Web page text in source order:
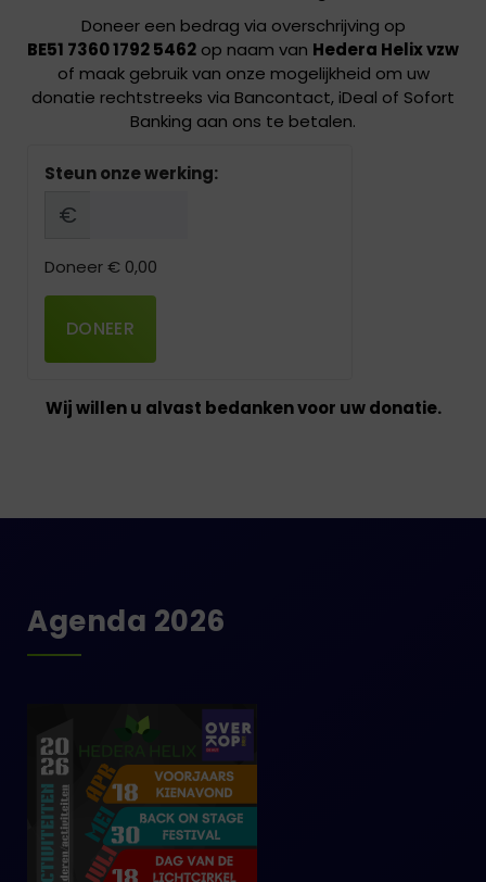
Doneer een bedrag via overschrijving op
BE51 7360 1792 5462 op naam van Hedera Helix vzw
of maak gebruik van onze mogelijkheid om uw
donatie rechtstreeks via Bancontact, iDeal of Sofort
Banking aan ons te betalen.
Steun onze werking:
€
Doneer€ 0,00
DONEER
Wij willen u alvast bedanken voor uw donatie.
Agenda 2026